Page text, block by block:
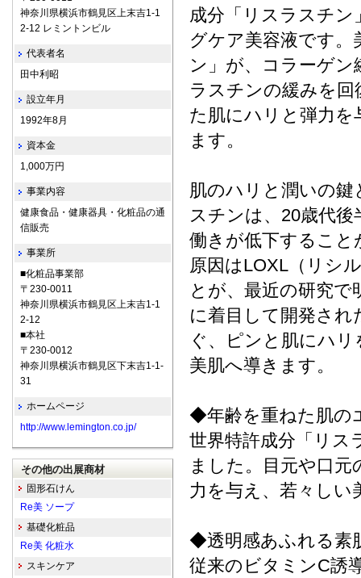
成分「リスラスチ
グケア美容液です。
ン」が、コラーゲ
ラスチンの緩みを回
た肌にハリと弾力
ます。
肌のハリと潤いの
スチンは、20歳代
働きが低下するこ
原因はLOXL（リシ
とが、最近の研究
に着目して開発さ
ぐ、ピンと肌にハ
美肌へ導きます。
◆年齢を重ねた肌の
世界特許成分「リス
ました。目元や口
力を与え、若々しい
◆透明感あふれる素
従来のビタミンC誘
神奈川県横浜市鶴見区上末吉1-1
2-12 レミントンビル
代表者名
田中利昭
設立年月
1992年8月
資本金
1,000万円
事業内容
健康食品・健康器具・化粧品の通
信販売
事業所
■化粧品事業部
〒230-0011
神奈川県横浜市鶴見区上末吉1-1
2-12
■本社
〒230-0012
神奈川県横浜市鶴見区下末吉1-1-
31
ホームページ
http://www.lemington.co.jp/
その他の出展商材
固形石けん
Re美 ソープ
基礎化粧品
Re美 化粧水
スキンケア